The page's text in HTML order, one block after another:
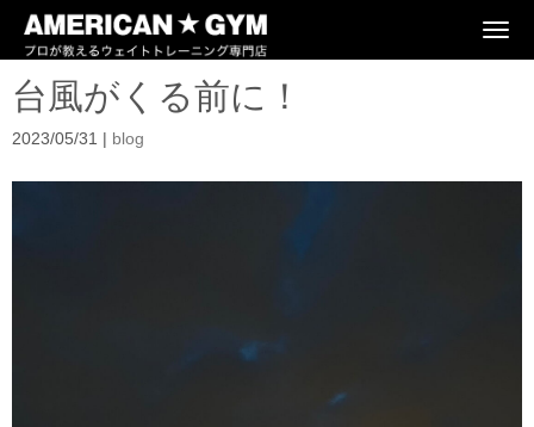
N
o
台風がくる前に！
2023/05/31 | blog